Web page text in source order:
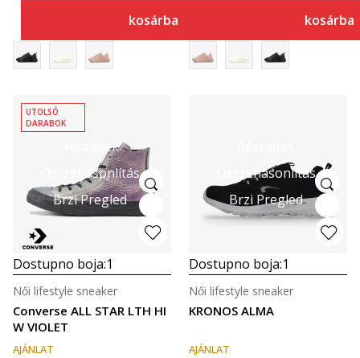
kosárba kosárba
Részletek
Összehasonlítás
Brzi Pregled
UTOLSÓ
DARABOK
Dostupno boja:1
Converse ALL STAR LTH HI
W VIOLET
Női lifestyle sneaker
AJÁNLAT
Összehasonlítás
Brzi Pregled
Dostupno boja:1
KRONOS ALMA
Női lifestyle sneaker
AJÁNLAT